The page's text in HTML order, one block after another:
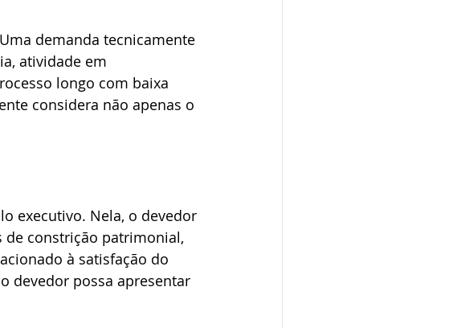
demanda tecnicamente
atividade em
longo com baixa
considera não apenas o
executivo. Nela, o devedor
de constrição patrimonial,
à satisfação do
devedor possa apresentar